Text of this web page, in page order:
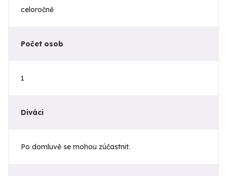
celoročně
Počet osob
1
Diváci
Po domluvě se mohou zúčastnit.